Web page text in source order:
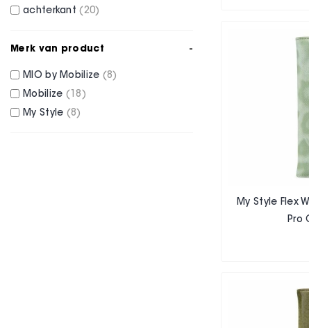
My Style Flex
Pro
achterkant
20
Merk van product
MIO by Mobilize
8
Mobilize
18
My Style
8